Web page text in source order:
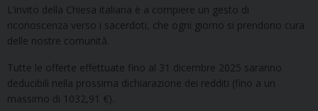
L’invito della Chiesa italiana è a compiere un gesto di
riconoscenza verso i sacerdoti, che ogni giorno si prendono cura
delle nostre comunità.
Tutte le offerte effettuate fino al 31 dicembre 2025 saranno
deducibili nella prossima dichiarazione dei redditi (fino a un
massimo di 1032,91 €).